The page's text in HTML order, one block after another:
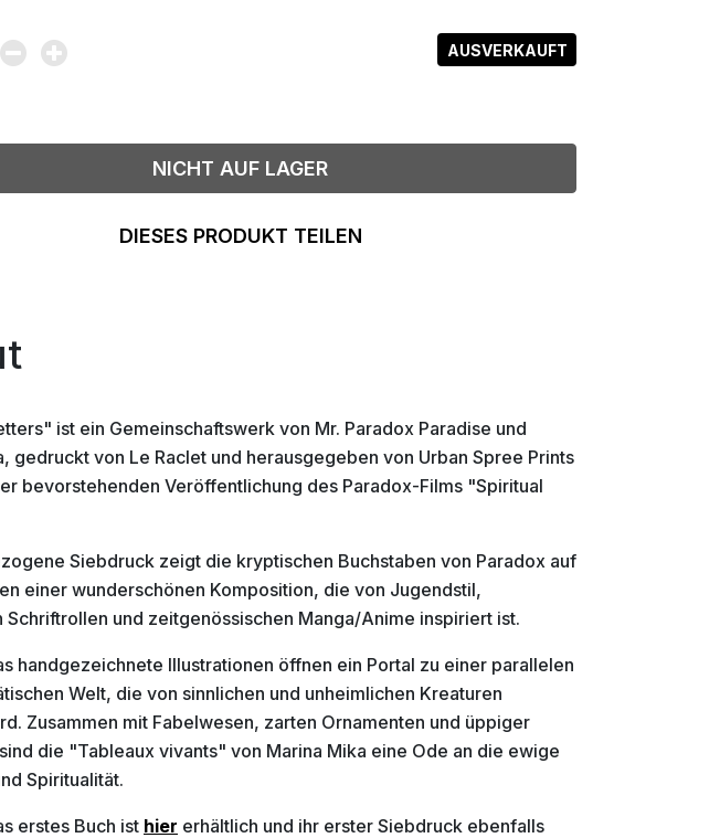
AUSVERKAUFT
NICHT AUF LAGER
DIESES PRODUKT TEILEN
ist ein Gemeinschaftswerk von Mr. Paradox Paradise und
gedruckt von Le Raclet und herausgegeben von Urban Spree Prints
bevorstehenden Veröffentlichung des Paradox-Films "Spiritual
Siebdruck zeigt die kryptischen Buchstaben von Paradox auf
einer wunderschönen Komposition, die von Jugendstil,
Schriftrollen und zeitgenössischen Manga/Anime inspiriert ist.
handgezeichnete Illustrationen öffnen ein Portal zu einer parallelen
Welt, die von sinnlichen und unheimlichen Kreaturen
Zusammen mit Fabelwesen, zarten Ornamenten und üppiger
die "Tableaux vivants" von Marina Mika eine Ode an die ewige
Spiritualität.
erstes Buch ist hier erhältlich und ihr erster Siebdruck ebenfalls